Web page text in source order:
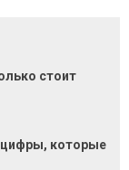
стоит
цифры, которые